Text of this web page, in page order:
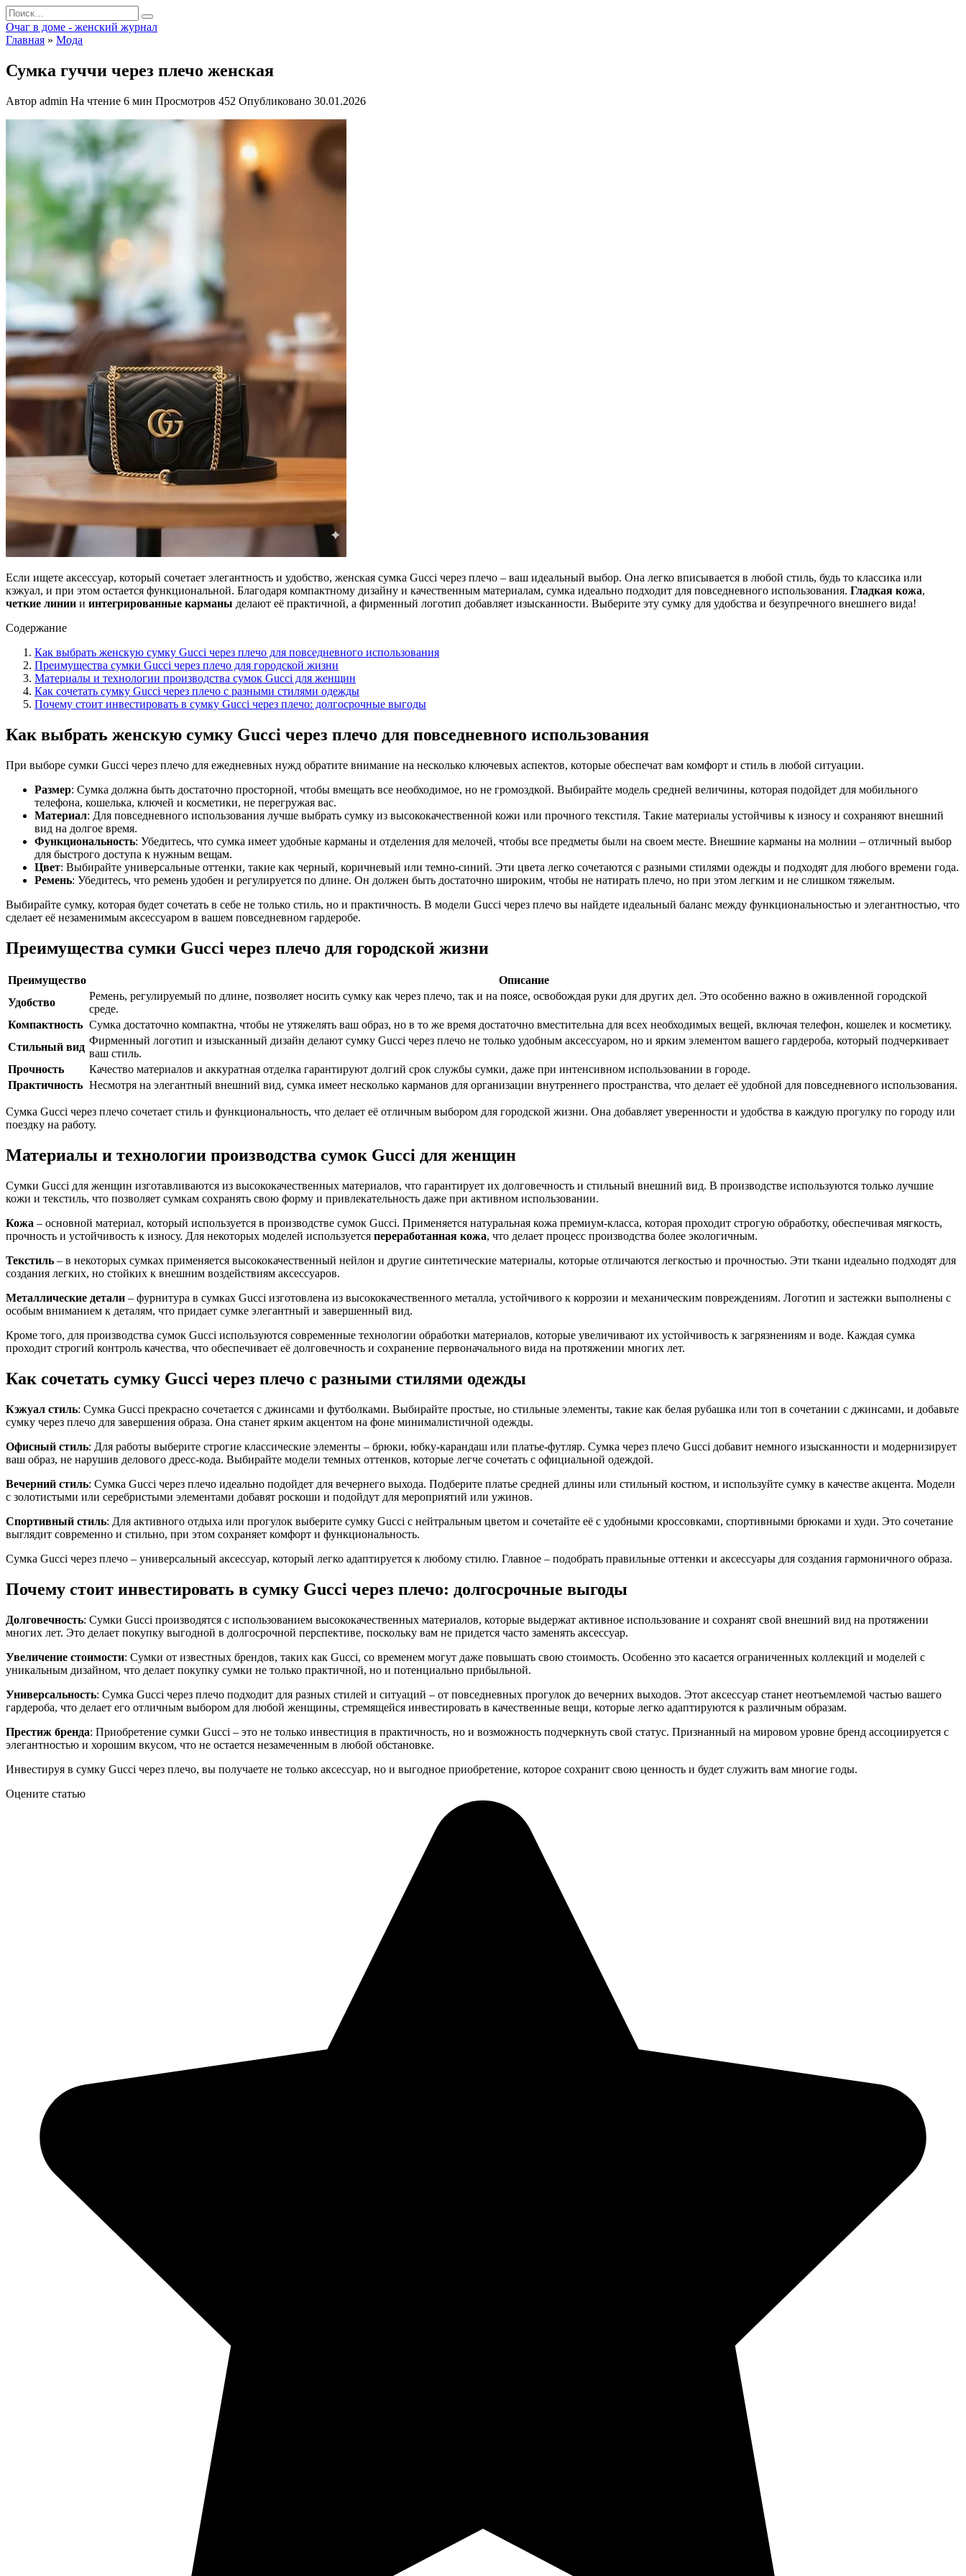
Перейти
к
содержанию
Search
for:
Очаг в доме - женский журнал
Главная » Мода
Сумка гуччи через плечо женская
Автор admin На чтение 6 мин Просмотров 452 Опубликовано 30.01.2026
Если ищете аксессуар, который сочетает элегантность и удобство, женская сумка Gucci через плечо – ваш идеальный выбор. Она легко вписывается в любой стиль, будь то классика или
кэжуал, и при этом остается функциональной. Благодаря компактному дизайну и качественным материалам, сумка идеально подходит для повседневного использования. Гладкая кожа,
четкие линии и интегрированные карманы делают её практичной, а фирменный логотип добавляет изысканности. Выберите эту сумку для удобства и безупречного внешнего вида!
Содержание
Как выбрать женскую сумку Gucci через плечо для повседневного использования
Преимущества сумки Gucci через плечо для городской жизни
Материалы и технологии производства сумок Gucci для женщин
Как сочетать сумку Gucci через плечо с разными стилями одежды
Почему стоит инвестировать в сумку Gucci через плечо: долгосрочные выгоды
Как выбрать женскую сумку Gucci через плечо для повседневного использования
При выборе сумки Gucci через плечо для ежедневных нужд обратите внимание на несколько ключевых аспектов, которые обеспечат вам комфорт и стиль в любой ситуации.
Размер: Сумка должна быть достаточно просторной, чтобы вмещать все необходимое, но не громоздкой. Выбирайте модель средней величины, которая подойдет для мобильного
телефона, кошелька, ключей и косметики, не перегружая вас.
Материал: Для повседневного использования лучше выбрать сумку из высококачественной кожи или прочного текстиля. Такие материалы устойчивы к износу и сохраняют внешний
вид на долгое время.
Функциональность: Убедитесь, что сумка имеет удобные карманы и отделения для мелочей, чтобы все предметы были на своем месте. Внешние карманы на молнии – отличный выбор
для быстрого доступа к нужным вещам.
Цвет: Выбирайте универсальные оттенки, такие как черный, коричневый или темно-синий. Эти цвета легко сочетаются с разными стилями одежды и подходят для любого времени года.
Ремень: Убедитесь, что ремень удобен и регулируется по длине. Он должен быть достаточно широким, чтобы не натирать плечо, но при этом легким и не слишком тяжелым.
Выбирайте сумку, которая будет сочетать в себе не только стиль, но и практичность. В модели Gucci через плечо вы найдете идеальный баланс между функциональностью и элегантностью, что
сделает её незаменимым аксессуаром в вашем повседневном гардеробе.
Преимущества сумки Gucci через плечо для городской жизни
Преимущество
Описание
Удобство
Ремень, регулируемый по длине, позволяет носить сумку как через плечо, так и на поясе, освобождая руки для других дел. Это особенно важно в оживленной городской
среде.
Компактность Сумка достаточно компактна, чтобы не утяжелять ваш образ, но в то же время достаточно вместительна для всех необходимых вещей, включая телефон, кошелек и косметику.
Стильный вид
Фирменный логотип и изысканный дизайн делают сумку Gucci через плечо не только удобным аксессуаром, но и ярким элементом вашего гардероба, который подчеркивает
ваш стиль.
Прочность
Качество материалов и аккуратная отделка гарантируют долгий срок службы сумки, даже при интенсивном использовании в городе.
Практичность Несмотря на элегантный внешний вид, сумка имеет несколько карманов для организации внутреннего пространства, что делает её удобной для повседневного использования.
Сумка Gucci через плечо сочетает стиль и функциональность, что делает её отличным выбором для городской жизни. Она добавляет уверенности и удобства в каждую прогулку по городу или
поездку на работу.
Материалы и технологии производства сумок Gucci для женщин
Сумки Gucci для женщин изготавливаются из высококачественных материалов, что гарантирует их долговечность и стильный внешний вид. В производстве используются только лучшие
кожи и текстиль, что позволяет сумкам сохранять свою форму и привлекательность даже при активном использовании.
Кожа – основной материал, который используется в производстве сумок Gucci. Применяется натуральная кожа премиум-класса, которая проходит строгую обработку, обеспечивая мягкость,
прочность и устойчивость к износу. Для некоторых моделей используется переработанная кожа, что делает процесс производства более экологичным.
Текстиль – в некоторых сумках применяется высококачественный нейлон и другие синтетические материалы, которые отличаются легкостью и прочностью. Эти ткани идеально подходят для
создания легких, но стойких к внешним воздействиям аксессуаров.
Металлические детали – фурнитура в сумках Gucci изготовлена из высококачественного металла, устойчивого к коррозии и механическим повреждениям. Логотип и застежки выполнены с
особым вниманием к деталям, что придает сумке элегантный и завершенный вид.
Кроме того, для производства сумок Gucci используются современные технологии обработки материалов, которые увеличивают их устойчивость к загрязнениям и воде. Каждая сумка
проходит строгий контроль качества, что обеспечивает её долговечность и сохранение первоначального вида на протяжении многих лет.
Как сочетать сумку Gucci через плечо с разными стилями одежды
Кэжуал стиль: Сумка Gucci прекрасно сочетается с джинсами и футболками. Выбирайте простые, но стильные элементы, такие как белая рубашка или топ в сочетании с джинсами, и добавьте
сумку через плечо для завершения образа. Она станет ярким акцентом на фоне минималистичной одежды.
Офисный стиль: Для работы выберите строгие классические элементы – брюки, юбку-карандаш или платье-футляр. Сумка через плечо Gucci добавит немного изысканности и модернизирует
ваш образ, не нарушив делового дресс-кода. Выбирайте модели темных оттенков, которые легче сочетать с официальной одеждой.
Вечерний стиль: Сумка Gucci через плечо идеально подойдет для вечернего выхода. Подберите платье средней длины или стильный костюм, и используйте сумку в качестве акцента. Модели
с золотистыми или серебристыми элементами добавят роскоши и подойдут для мероприятий или ужинов.
Спортивный стиль: Для активного отдыха или прогулок выберите сумку Gucci с нейтральным цветом и сочетайте её с удобными кроссовками, спортивными брюками и худи. Это сочетание
выглядит современно и стильно, при этом сохраняет комфорт и функциональность.
Сумка Gucci через плечо – универсальный аксессуар, который легко адаптируется к любому стилю. Главное – подобрать правильные оттенки и аксессуары для создания гармоничного образа.
Почему стоит инвестировать в сумку Gucci через плечо: долгосрочные выгоды
Долговечность: Сумки Gucci производятся с использованием высококачественных материалов, которые выдержат активное использование и сохранят свой внешний вид на протяжении
многих лет. Это делает покупку выгодной в долгосрочной перспективе, поскольку вам не придется часто заменять аксессуар.
Увеличение стоимости: Сумки от известных брендов, таких как Gucci, со временем могут даже повышать свою стоимость. Особенно это касается ограниченных коллекций и моделей с
уникальным дизайном, что делает покупку сумки не только практичной, но и потенциально прибыльной.
Универсальность: Сумка Gucci через плечо подходит для разных стилей и ситуаций – от повседневных прогулок до вечерних выходов. Этот аксессуар станет неотъемлемой частью вашего
гардероба, что делает его отличным выбором для любой женщины, стремящейся инвестировать в качественные вещи, которые легко адаптируются к различным образам.
Престиж бренда: Приобретение сумки Gucci – это не только инвестиция в практичность, но и возможность подчеркнуть свой статус. Признанный на мировом уровне бренд ассоциируется с
элегантностью и хорошим вкусом, что не остается незамеченным в любой обстановке.
Инвестируя в сумку Gucci через плечо, вы получаете не только аксессуар, но и выгодное приобретение, которое сохранит свою ценность и будет служить вам многие годы.
Оцените статью